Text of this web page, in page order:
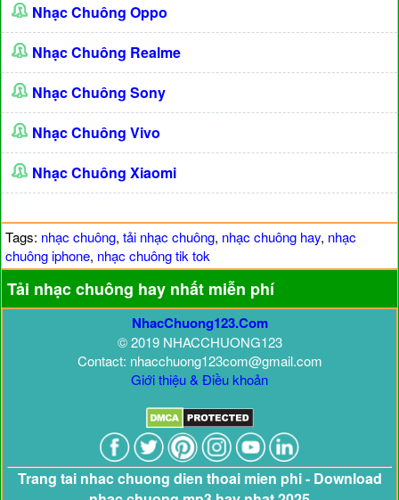
Nhạc Chuông Oppo
Nhạc Chuông Realme
Nhạc Chuông Sony
Nhạc Chuông Vivo
Nhạc Chuông Xiaomi
Tags: nhạc chuông, tải nhạc chuông, nhạc chuông hay, nhạc
chuông iphone, nhạc chuông tik tok
Tải nhạc chuông hay nhất miễn phí
NhacChuong123.Com
© 2019 NHACCHUONG123
Contact: nhacchuong123com@gmail.com
Giới thiệu & Điều khoản
Trang tai nhac chuong dien thoai mien phi - Download